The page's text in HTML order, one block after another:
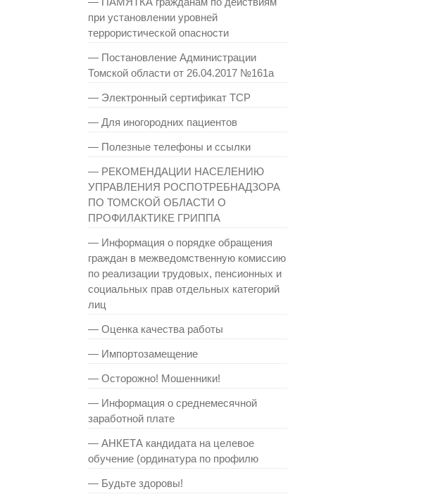
при установлении уровней
террористической опасности
— Постановление Администрации
Томской области от 26.04.2017 №161а
— Электронный сертификат ТСР
— Для иногородних пациентов
— Полезные телефоны и ссылки
— РЕКОМЕНДАЦИИ НАСЕЛЕНИЮ
УПРАВЛЕНИЯ РОСПОТРЕБНАДЗОРА
ПО ТОМСКОЙ ОБЛАСТИ О
ПРОФИЛАКТИКЕ ГРИППА
— Информация о порядке обращения
граждан в межведомственную комиссию
по реализации трудовых, пенсионных и
социальных прав отдельных категорий
лиц
— Оценка качества работы
— Импортозамещение
— Осторожно! Мошенники!
— Информация о среднемесячной
заработной плате
— АНКЕТА кандидата на целевое
обучение (ординатура по профилю
— Будьте здоровы!